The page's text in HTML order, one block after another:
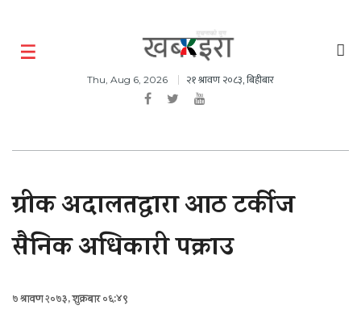
Thu, Aug 6, 2026 २१ श्रावण २०८३, बिहीबार
ग्रीक अदालतद्वारा आठ टर्कीज
सैनिक अधिकारी पक्राउ
७ श्रावण २०७३, शुक्रबार ०६:४९